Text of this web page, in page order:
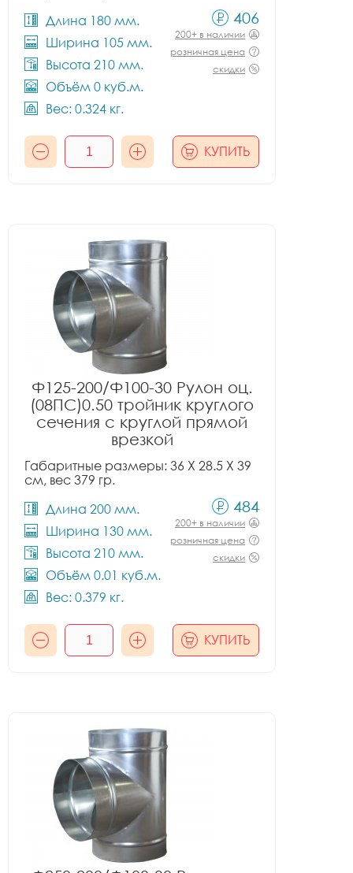
Длина 180 мм.
Ширина 105 мм.
Высота 210 мм.
Объём 0 куб.м.
Вес: 0.324 кг.
406
200+ в наличии
розничная цена
скидки
КУПИТЬ
Ф125-200/Ф100-30 Рулон оц.
(08ПС)0.50 тройник круглого
сечения с круглой прямой
врезкой
Габаритные размеры: 36 X 28.5 X 39
см, вес 379 гр.
Длина 200 мм.
Ширина 130 мм.
Высота 210 мм.
Объём 0.01 куб.м.
Вес: 0.379 кг.
484
200+ в наличии
розничная цена
скидки
КУПИТЬ